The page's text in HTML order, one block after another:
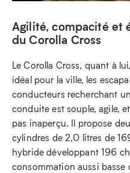
Agilité, compacité et
du Corolla Cross
Le Corolla Cross, quant à
idéal pour la ville, les
conducteurs recherchant
conduite est souple, agile,
pas inaperçu. Il propose
cylindres de 2,0 litres de
hybride développant 196
consommation aussi basse